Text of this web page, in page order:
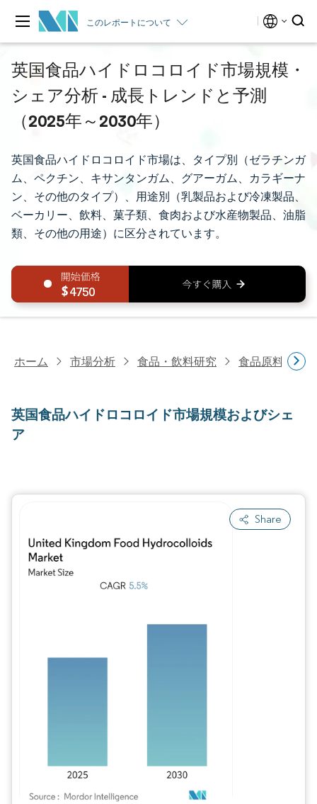
このレポートについて
英国食品ハイドロコロイド市場規模・
シェア分析 - 成長トレンドと予測
（2025年～2030年）
英国食品ハイドロコロイド市場は、タイプ別（ゼラチンガ
ム、ペクチン、キサンタンガム、グアーガム、カラギーナ
ン、その他のタイプ）、用途別（乳製品および冷凍製品、
ベーカリー、飲料、菓子類、食肉および水産物製品、油脂
類、その他の用途）に区分されています。
4750
ホーム 市場分析 食品・飲料研究 食品原料・食
英国食品ハイドロコロイド市場規模およびシェ
ア
Share